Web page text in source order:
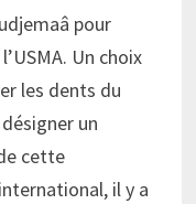
pour
Un choix
les dents du
un
cette
il y a